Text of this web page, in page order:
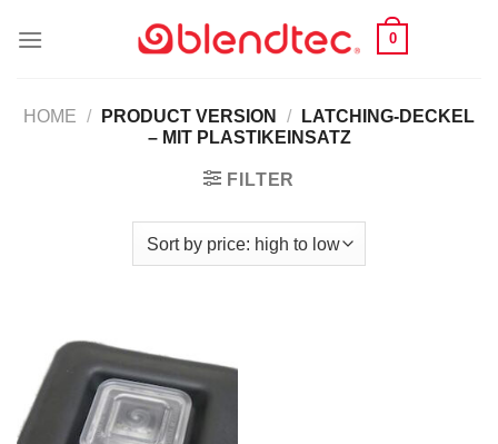
0
HOME / PRODUCT VERSION /
LATCHING-DECKEL
– MIT PLASTIKEINSATZ
FILTER